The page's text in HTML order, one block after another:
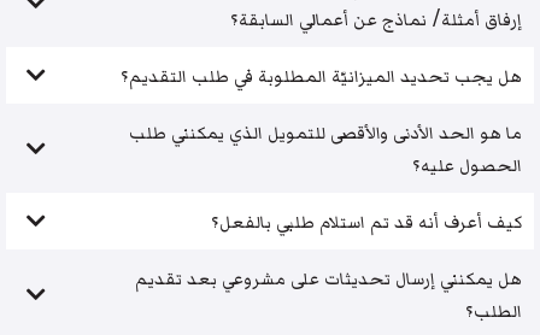
إرفاق أمثلة/ نماذج عن أعمالي السابقة؟
هل يجب تحديد الميزانيّة المطلوبة في طلب التقديم؟
ما هو الحد الأدنى والأقصى للتمويل الذي يمكنني طلب
الحصول عليه؟
كيف أعرف أنه قد تم استلام طلبي بالفعل؟
هل يمكنني إرسال تحديثات على مشروعي بعد تقديم
الطلب؟